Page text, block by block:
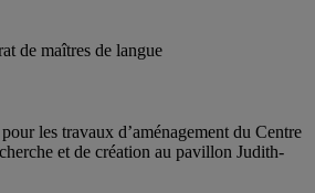
de maîtres de langue
les travaux d’aménagement du Centre
et de création au pavillon Judith-